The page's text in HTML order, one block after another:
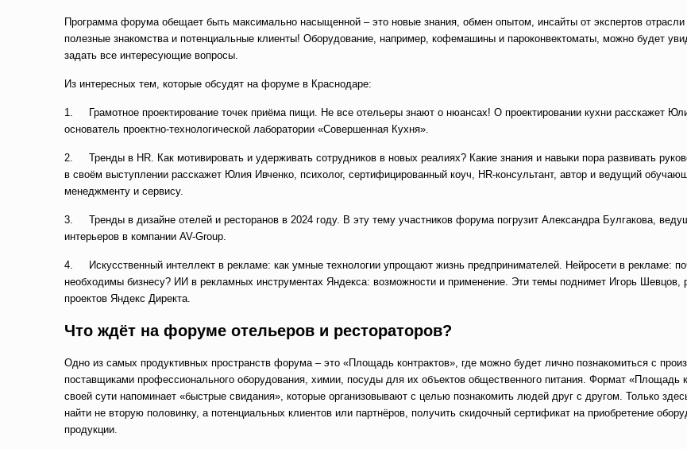
Программа форума обещает быть максимально насыщенной – это новые знания, обмен опытом, инсайты от экспертов отрасли
полезные знакомства и потенциальные клиенты! Оборудование, например, кофемашины и пароконвектоматы, можно будет
задать все интересующие вопросы.
Из интересных тем, которые обсудят на форуме в Краснодаре:
1. Грамотное проектирование точек приёма пищи. Не все отельеры знают о нюансах! О проектировании кухни расскажет
основатель проектно-технологической лаборатории «Совершенная Кухня».
2. Тренды в HR. Как мотивировать и удерживать сотрудников в новых реалиях? Какие знания и навыки пора развивать
в своём выступлении расскажет Юлия Ивченко, психолог, сертифицированный коуч, HR-консультант, автор и ведущий
менеджменту и сервису.
3. Тренды в дизайне отелей и ресторанов в 2024 году. В эту тему участников форума погрузит Александра Булгакова,
интерьеров в компании AV-Group.
4. Искусственный интеллект в рекламе: как умные технологии упрощают жизнь предпринимателей. Нейросети в рекламе:
необходимы бизнесу? ИИ в рекламных инструментах Яндекса: возможности и применение. Эти темы поднимет Игорь Шевцов,
проектов Яндекс Директа.
Что ждёт на форуме отельеров и рестораторов?
Одно из самых продуктивных пространств форума – это «Площадь контрактов», где можно будет лично познакомиться с
поставщиками профессионального оборудования, химии, посуды для их объектов общественного питания. Формат «Площадь
своей сути напоминает «быстрые свидания», которые организовывают с целью познакомить людей друг с другом. Только
найти не вторую половинку, а потенциальных клиентов или партнёров, получить скидочный сертификат на приобретение
продукции.